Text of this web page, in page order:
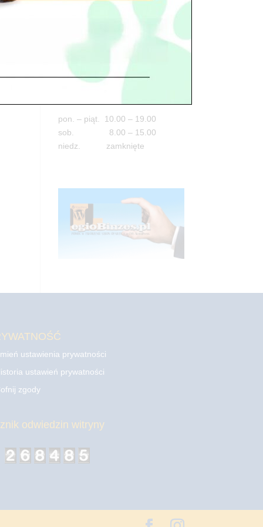
05-100 Nowy Dwór Mazowiecki
tel. 503 900 215
pon. – piąt. 10.00 – 19.00
sob. 8.00 – 15.00
niedz. zamknięte
ustawienia prywatności
ustawień prywatności
zgody
odwiedzin witryny